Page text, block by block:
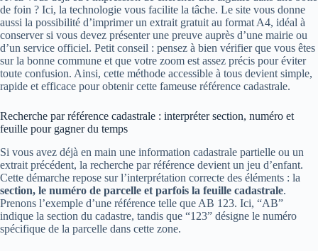
de foin ? Ici, la technologie vous facilite la tâche. Le site vous donne
aussi la possibilité d’imprimer un extrait gratuit au format A4, idéal à
conserver si vous devez présenter une preuve auprès d’une mairie ou
d’un service officiel. Petit conseil : pensez à bien vérifier que vous êtes
sur la bonne commune et que votre zoom est assez précis pour éviter
toute confusion. Ainsi, cette méthode accessible à tous devient simple,
rapide et efficace pour obtenir cette fameuse référence cadastrale.
Recherche par référence cadastrale : interpréter section, numéro et
feuille pour gagner du temps
Si vous avez déjà en main une information cadastrale partielle ou un
extrait précédent, la recherche par référence devient un jeu d’enfant.
Cette démarche repose sur l’interprétation correcte des éléments : la
section, le numéro de parcelle et parfois la feuille cadastrale.
Prenons l’exemple d’une référence telle que AB 123. Ici, “AB”
indique la section du cadastre, tandis que “123” désigne le numéro
spécifique de la parcelle dans cette zone.